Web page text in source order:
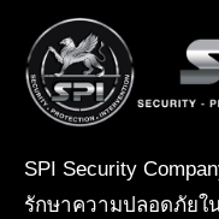
SPI Security
รักษาความปลอดภัยใ